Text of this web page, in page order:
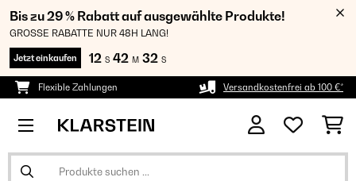
Bis zu 29 % Rabatt auf ausgewählte Produkte!
GROSSE RABATTE NUR 48H LANG!
Jetzt einkaufen 12 S 42 M 32 S
Flexible Zahlungen Versandkostenfrei ab 100 €*